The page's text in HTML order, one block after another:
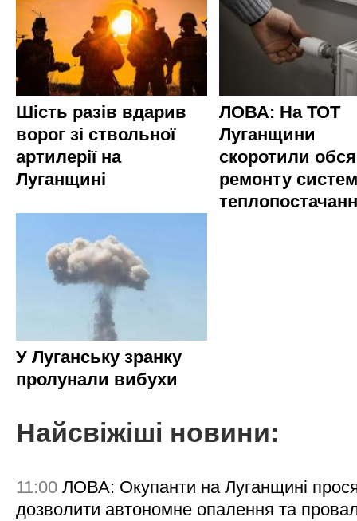
Шість разів вдарив
ворог зі ствольної
артилерії на
Луганщині
ЛОВА: На ТОТ
Луганщини
скоротили
ремонту
У Луганську зранку
пролунали вибухи
Найсвіжіші новини:
11:00 ЛОВА: Окупанти на Луганщині
дозволити автономне опалення та